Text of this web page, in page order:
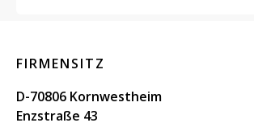
FIRMENSITZ
D-70806 Kornwestheim
Enzstraße 43